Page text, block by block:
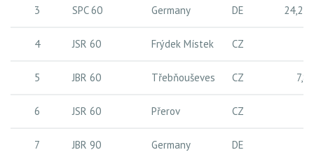
3 SPC 60 Germany DE
4 JSR 60 Frýdek Místek CZ
5 JBR 60 Třebňouševes CZ
6 JSR 60 Přerov CZ
7 JBR 90 Germany DE